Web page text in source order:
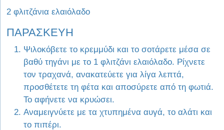
2 φλιτζάνια ελαιόλαδο
ΠΑΡΑΣΚΕΥΗ
Ψιλοκόβετε το κρεμμύδι και το σοτάρετε μέσα σε
βαθύ τηγάνι με το 1 φλιτζάνι ελαιόλαδο. Ρίχνετε
τον τραχανά, ανακατεύετε για λίγα λεπτά,
προσθέτετε τη φέτα και αποσύρετε από τη φωτιά.
Το αφήνετε να κρυώσει.
Αναμειγνύετε με τα χτυπημένα αυγά, το αλάτι και
το πιπέρι.